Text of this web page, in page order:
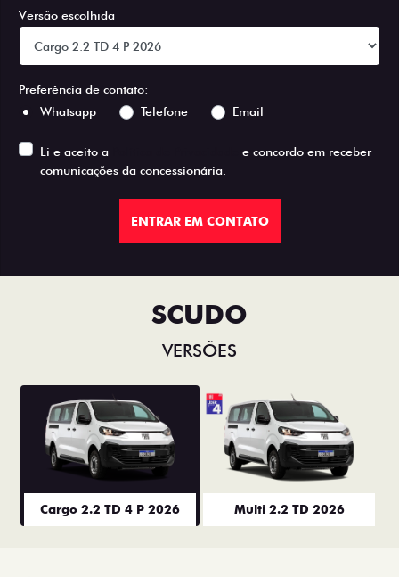
Versão escolhida
Preferência de contato:
Whatsapp
Telefone Email
Li e aceito a
e concordo em receber
comunicações da concessionária.
ENTRAR EM CONTATO
SCUDO
VERSÕES
Cargo 2.2 TD 4 P 2026 Multi 2.2 TD 2026